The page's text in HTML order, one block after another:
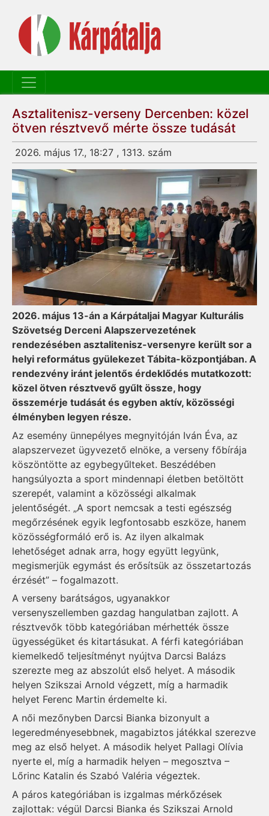
Asztalitenisz-verseny Dercenben: közel
ötven résztvevő mérte össze tudását
2026. május 17., 18:27 , 1313. szám
2026. május 13-án a Kárpátaljai Magyar Kulturális
Szövetség Derceni Alapszervezetének
rendezésében asztalitenisz-versenyre került sor a
helyi református gyülekezet Tábita-központjában. A
rendezvény iránt jelentős érdeklődés mutatkozott:
közel ötven résztvevő gyűlt össze, hogy
összemérje tudását és egyben aktív, közösségi
élményben legyen része.
Az esemény ünnepélyes megnyitóján Iván Éva, az
alapszervezet ügyvezető elnöke, a verseny főbírája
köszöntötte az egybegyűlteket. Beszédében
hangsúlyozta a sport mindennapi életben betöltött
szerepét, valamint a közösségi alkalmak
jelentőségét. „A sport nemcsak a testi egészség
megőrzésének egyik legfontosabb eszköze, hanem
közösségformáló erő is. Az ilyen alkalmak
lehetőséget adnak arra, hogy együtt legyünk,
megismerjük egymást és erősítsük az összetartozás
érzését” – fogalmazott.
A verseny barátságos, ugyanakkor
versenyszellemben gazdag hangulatban zajlott. A
résztvevők több kategóriában mérhették össze
ügyességüket és kitartásukat. A férfi kategóriában
kiemelkedő teljesítményt nyújtva Darcsi Balázs
szerezte meg az abszolút első helyet. A második
helyen Szikszai Arnold végzett, míg a harmadik
helyet Ferenc Martin érdemelte ki.
A női mezőnyben Darcsi Bianka bizonyult a
legeredményesebbnek, magabiztos játékkal szerezve
meg az első helyet. A második helyet Pallagi Olívia
nyerte el, míg a harmadik helyen – megosztva –
Lőrinc Katalin és Szabó Valéria végeztek.
A páros kategóriában is izgalmas mérkőzések
zajlottak: végül Darcsi Bianka és Szikszai Arnold